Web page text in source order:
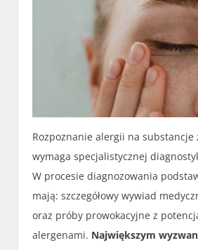
Rozpoznanie alergii na substancje
wymaga specjalistycznej
W procesie diagnozowania
mają: szczegółowy wywiad
oraz próby prowokacyjne z
alergenami. Największym